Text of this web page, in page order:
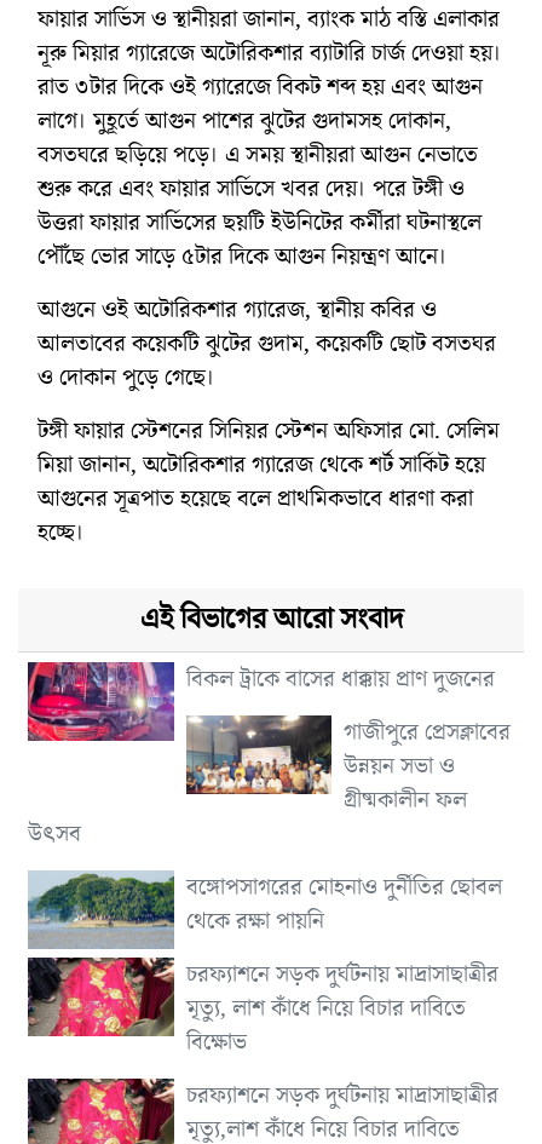
ফায়ার সার্ভিস ও স্থানীয়রা জানান, ব্যাংক মাঠ বস্তি এলাকার
নূরু মিয়ার গ্যারেজে অটোরিকশার ব্যাটারি চার্জ দেওয়া হয়।
রাত ৩টার দিকে ওই গ্যারেজে বিকট শব্দ হয় এবং আগুন
লাগে। মুহূর্তে আগুন পাশের ঝুটের গুদামসহ দোকান,
বসতঘরে ছড়িয়ে পড়ে। এ সময় স্থানীয়রা আগুন নেভাতে
শুরু করে এবং ফায়ার সার্ভিসে খবর দেয়। পরে টঙ্গী ও
উত্তরা ফায়ার সার্ভিসের ছয়টি ইউনিটের কর্মীরা ঘটনাস্থলে
পৌঁছে ভোর সাড়ে ৫টার দিকে আগুন নিয়ন্ত্রণ আনে।
আগুনে ওই অটোরিকশার গ্যারেজ, স্থানীয় কবির ও
আলতাবের কয়েকটি ঝুটের গুদাম, কয়েকটি ছোট বসতঘর
ও দোকান পুড়ে গেছে।
টঙ্গী ফায়ার স্টেশনের সিনিয়র স্টেশন অফিসার মো. সেলিম
মিয়া জানান, অটোরিকশার গ্যারেজ থেকে শর্ট সার্কিট হয়ে
আগুনের সূত্রপাত হয়েছে বলে প্রাথমিকভাবে ধারণা করা
হচ্ছে।
এই বিভাগের আরো সংবাদ
বিকল ট্রাকে বাসের ধাক্কায় প্রাণ দুজনের
গাজীপুরে প্রেসক্লাবের
উন্নয়ন সভা ও
গ্রীষ্মকালীন ফল
উৎসব
বঙ্গোপসাগরের মোহনাও দুর্নীতির ছোবল
থেকে রক্ষা পায়নি
চরফ্যাশনে সড়ক দুর্ঘটনায় মাদ্রাসাছাত্রীর
মৃত্যু, লাশ কাঁধে নিয়ে বিচার দাবিতে
বিক্ষোভ
চরফ্যাশনে সড়ক দুর্ঘটনায় মাদ্রাসাছাত্রীর
মৃত্যু,লাশ কাঁধে নিয়ে বিচার দাবিতে